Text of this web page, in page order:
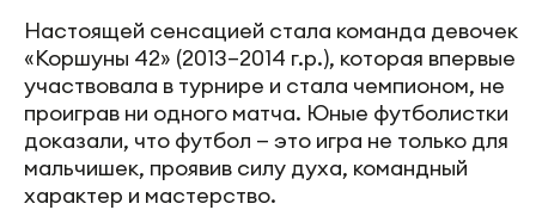
Настоящей сенсацией стала команда девочек
«Коршуны 42» (2013–2014 г.р.), которая впервые
участвовала в турнире и стала чемпионом, не
проиграв ни одного матча. Юные футболистки
доказали, что футбол — это игра не только для
мальчишек, проявив силу духа, командный
характер и мастерство.